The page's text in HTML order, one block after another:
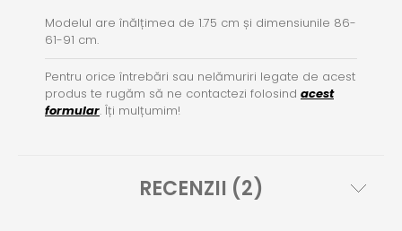
Modelul are înălțimea de 1.75 cm și dimensiunile 86-
61-91 cm.
Pentru orice întrebări sau nelămuriri legate de acest
produs te rugăm să ne contactezi folosind acest
formular. Îți mulțumim!
RECENZII (2)